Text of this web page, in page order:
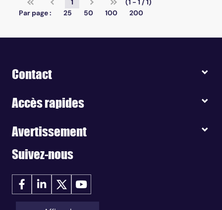
1
(1 - 1 / 1)
Par page :
25 50 100 200
Contact
Accès rapides
Avertissement
Suivez-nous